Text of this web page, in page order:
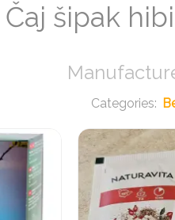
Čaj šipak